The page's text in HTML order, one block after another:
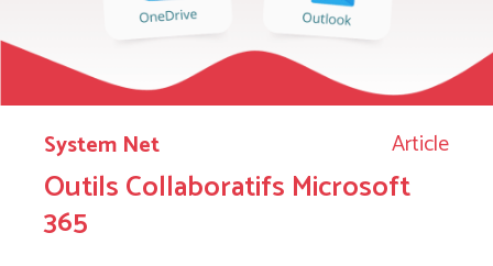
System Net Article
Outils Collaboratifs Microsoft
365